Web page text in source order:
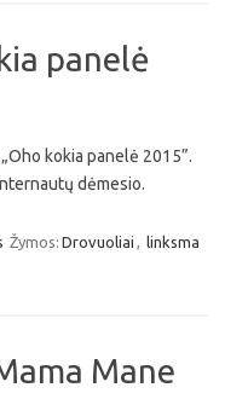
panelė
kokia panelė 2015”.
dėmesio.
Žymos: Drovuoliai , linksma
Mane